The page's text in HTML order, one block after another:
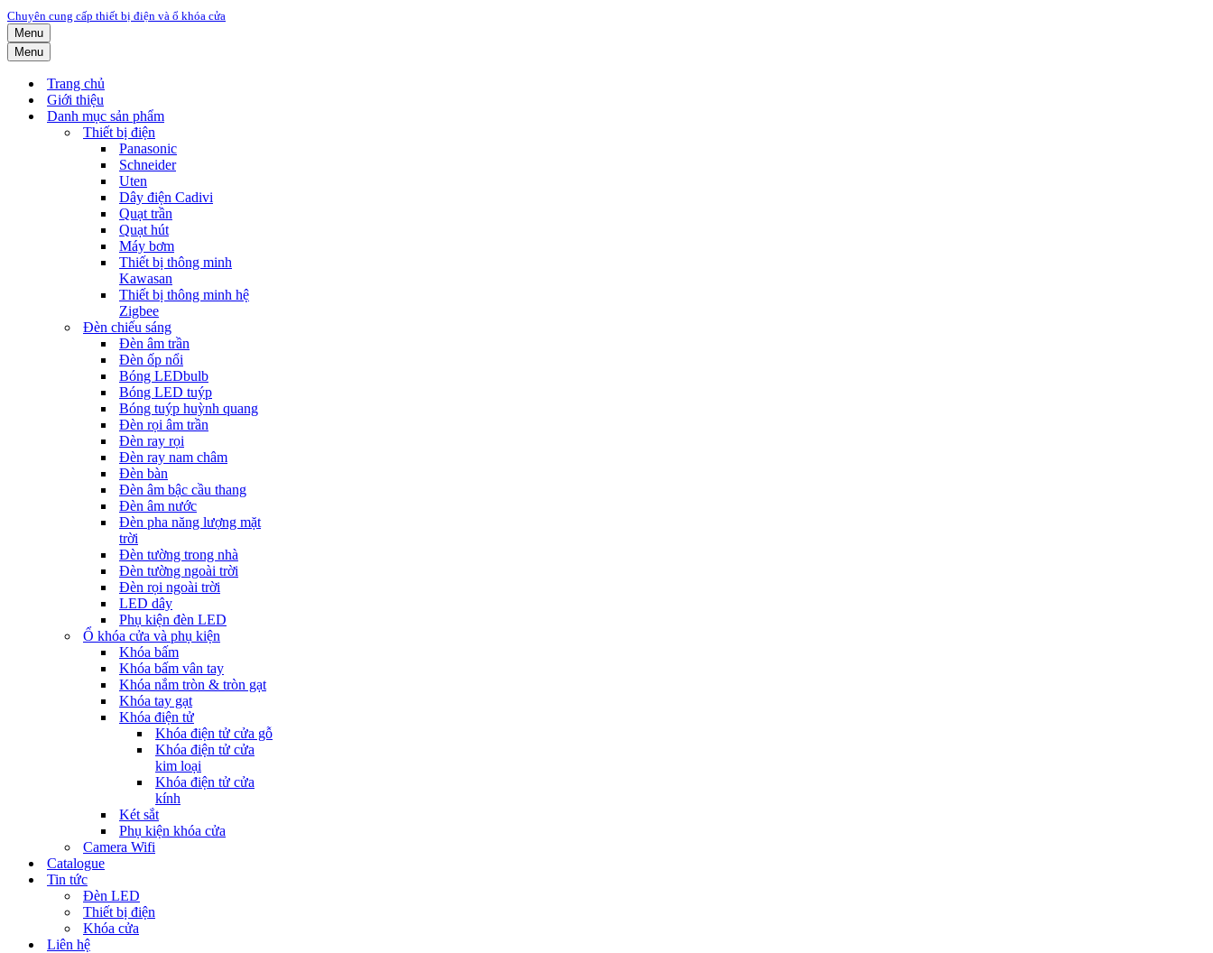
Chuyên cung cấp thiết bị điện và ổ khóa cửa
Menu
Menu
Trang chủ
Giới thiệu
Danh mục sản phẩm
Thiết bị điện
Panasonic
Schneider
Uten
Dây điện Cadivi
Quạt trần
Quạt hút
Máy bơm
Thiết bị thông minh
Kawasan
Thiết bị thông minh hệ
Zigbee
Đèn chiếu sáng
Đèn âm trần
Đèn ốp nổi
Bóng LEDbulb
Bóng LED tuýp
Bóng tuýp huỳnh quang
Đèn rọi âm trần
Đèn ray rọi
Đèn ray nam châm
Đèn bàn
Đèn âm bậc cầu thang
Đèn âm nước
Đèn pha năng lượng mặt
trời
Đèn tường trong nhà
Đèn tường ngoài trời
Đèn rọi ngoài trời
LED dây
Phụ kiện đèn LED
Ổ khóa cửa và phụ kiện
Khóa bấm
Khóa bấm vân tay
Khóa nắm tròn & tròn gạt
Khóa tay gạt
Khóa điện tử
Khóa điện tử cửa gỗ
Khóa điện tử cửa
kim loại
Khóa điện tử cửa
kính
Két sắt
Phụ kiện khóa cửa
Camera Wifi
Catalogue
Tin tức
Đèn LED
Thiết bị điện
Khóa cửa
Liên hệ